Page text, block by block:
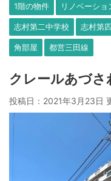
1階の物件 リノベーショ
志村第二中学校 志村第
角部屋 都営三田線
クレールあづさ
投稿日：2021年3月23日